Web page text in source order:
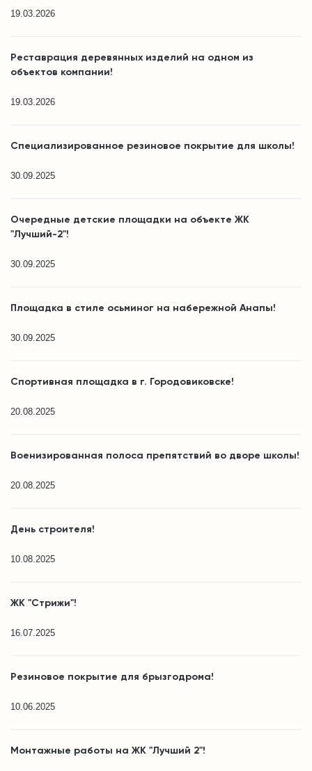
19.03.2026
Реставрация деревянных изделий на одном из
объектов компании!
19.03.2026
Специализированное резиновое покрытие для школы!
30.09.2025
Очередные детские площадки на объекте ЖК
"Лучший-2"!
30.09.2025
Площадка в стиле осьминог на набережной Анапы!
30.09.2025
Спортивная площадка в г. Городовиковске!
20.08.2025
Военизированная полоса препятствий во дворе школы!
20.08.2025
День строителя!
10.08.2025
ЖК "Стрижи"!
16.07.2025
Резиновое покрытие для брызгодрома!
10.06.2025
Монтажные работы на ЖК "Лучший 2"!